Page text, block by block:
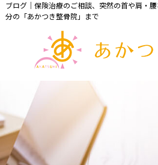
ブログ｜保険治療のご相談、突然の首や肩・
分の「あかつき整骨院」まで